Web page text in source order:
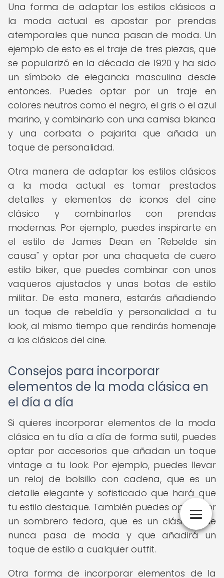
Una forma de adaptar los estilos clásicos a
la moda actual es apostar por prendas
atemporales que nunca pasan de moda. Un
ejemplo de esto es el traje de tres piezas, que
se popularizó en la década de 1920 y ha sido
un símbolo de elegancia masculina desde
entonces. Puedes optar por un traje en
colores neutros como el negro, el gris o el azul
marino, y combinarlo con una camisa blanca
y una corbata o pajarita que añada un
toque de personalidad.
Otra manera de adaptar los estilos clásicos
a la moda actual es tomar prestados
detalles y elementos de iconos del cine
clásico y combinarlos con prendas
modernas. Por ejemplo, puedes inspirarte en
el estilo de James Dean en "Rebelde sin
causa" y optar por una chaqueta de cuero
estilo biker, que puedes combinar con unos
vaqueros ajustados y unas botas de estilo
militar. De esta manera, estarás añadiendo
un toque de rebeldía y personalidad a tu
look, al mismo tiempo que rendirás homenaje
a los clásicos del cine.
Consejos para incorporar
elementos de la moda clásica en
el día a día
Si quieres incorporar elementos de la moda
clásica en tu día a día de forma sutil, puedes
optar por accesorios que añadan un toque
vintage a tu look. Por ejemplo, puedes llevar
un reloj de bolsillo con cadena, que es un
detalle elegante y sofisticado que hará que
tu estilo destaque. También puedes optar por
un sombrero fedora, que es un clásico que
nunca pasa de moda y que añadirá un
toque de estilo a cualquier outfit.
Otra forma de incorporar elementos de la